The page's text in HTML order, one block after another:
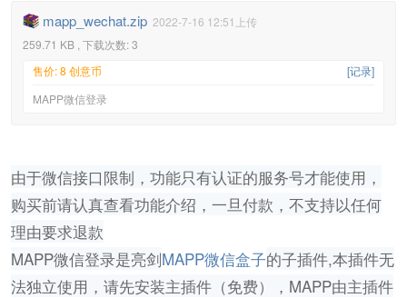
mapp_wechat.zip 2022-7-16 12:51上传
259.71 KB , 下载次数: 3
[记录]
售价: 8 创意币
MAPP微信登录
由于微信接口限制，功能只有认证的服务号才能使用，
购买前请认真查看功能介绍，一旦付款，不支持以任何
理由要求退款
MAPP微信登录是亮剑MAPP微信盒子的子插件,本插件无
法独立使用，请先安装主插件（免费），MAPP由主插件